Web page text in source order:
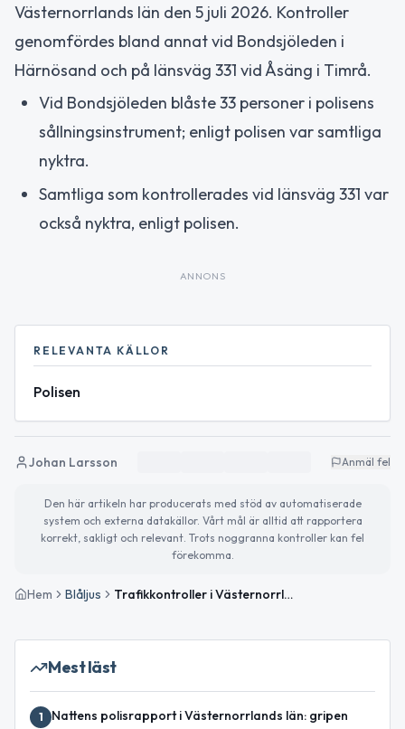
Västernorrlands län den 5 juli 2026. Kontroller
genomfördes bland annat vid Bondsjöleden i
Härnösand och på länsväg 331 vid Åsäng i Timrå.
Vid Bondsjöleden blåste 33 personer i polisens
sållningsinstrument; enligt polisen var samtliga
nyktra.
Samtliga som kontrollerades vid länsväg 331 var
också nyktra, enligt polisen.
ANNONS
RELEVANTA KÄLLOR
Polisen
Johan Larsson Anmäl fel
Den här artikeln har producerats med stöd av automatiserade
system och externa datakällor. Vårt mål är alltid att rapportera
korrekt, sakligt och relevant. Trots noggranna kontroller kan fel
förekomma.
Hem Blåljus Trafikkontroller i Västernorrlands län – samtliga nyktra
Mest läst
1
Nattens polisrapport i Västernorrlands län: gripen